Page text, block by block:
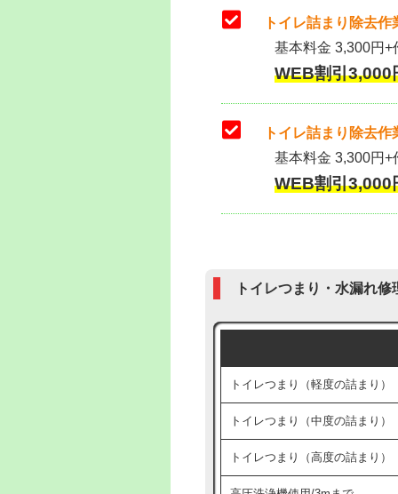
トイレ詰まり除去
基本料金 3,300円+
WEB割引
トイレ詰まり除去
基本料金 3,300円+
WEB割引
トイレつまり・水漏れ
トイレつまり（軽度の詰まり）
トイレつまり（中度の詰まり）
トイレつまり（高度の詰まり）